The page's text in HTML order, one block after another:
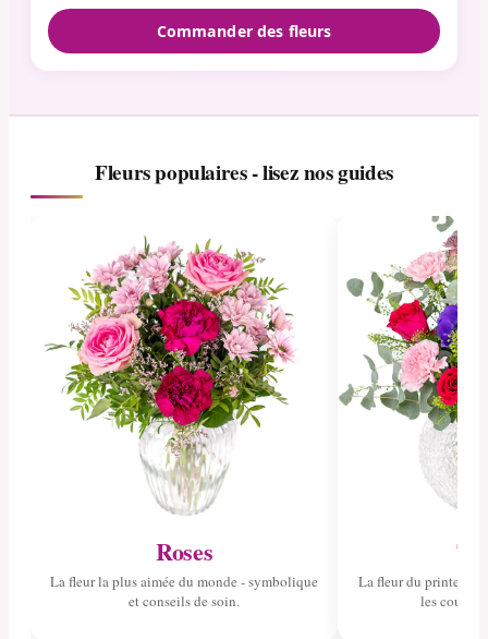
Commander des fleurs
Fleurs populaires - lisez nos guides
Roses
La fleur la plus aimée du monde - symbolique
et conseils de soin.
La fleur du
les